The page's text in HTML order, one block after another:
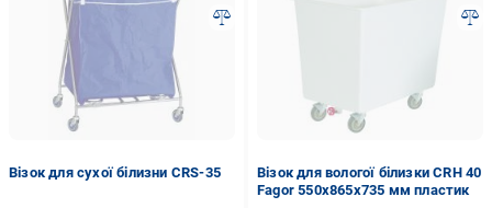
Візок для сухої білизни CRS-35
Візок для вологої білизки CRH 40
Fagor 550x865х735 мм пластик